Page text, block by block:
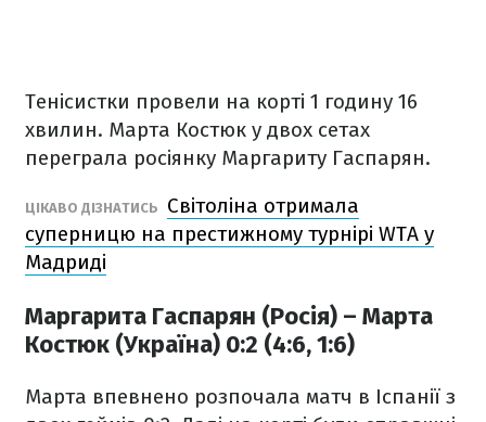
Тенісистки провели на корті 1 годину 16
хвилин. Марта Костюк у двох сетах
переграла росіянку Маргариту Гаспарян.
ЦІКАВО ДІЗНАТИСЬ
Світоліна отримала
суперницю на престижному турнірі WTA у
Мадриді
Маргарита Гаспарян (Росія) – Марта
Костюк (Україна) 0:2 (4:6, 1:6)
Марта впевнено розпочала матч в Іспанії з